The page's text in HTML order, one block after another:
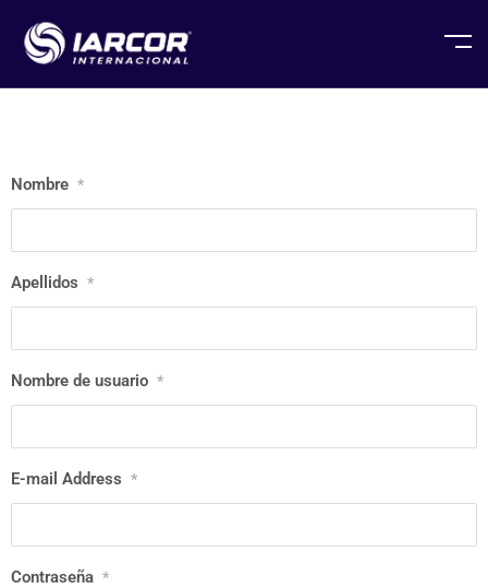
Nombre *
Apellidos *
Nombre de usuario *
E-mail Address *
Contraseña *